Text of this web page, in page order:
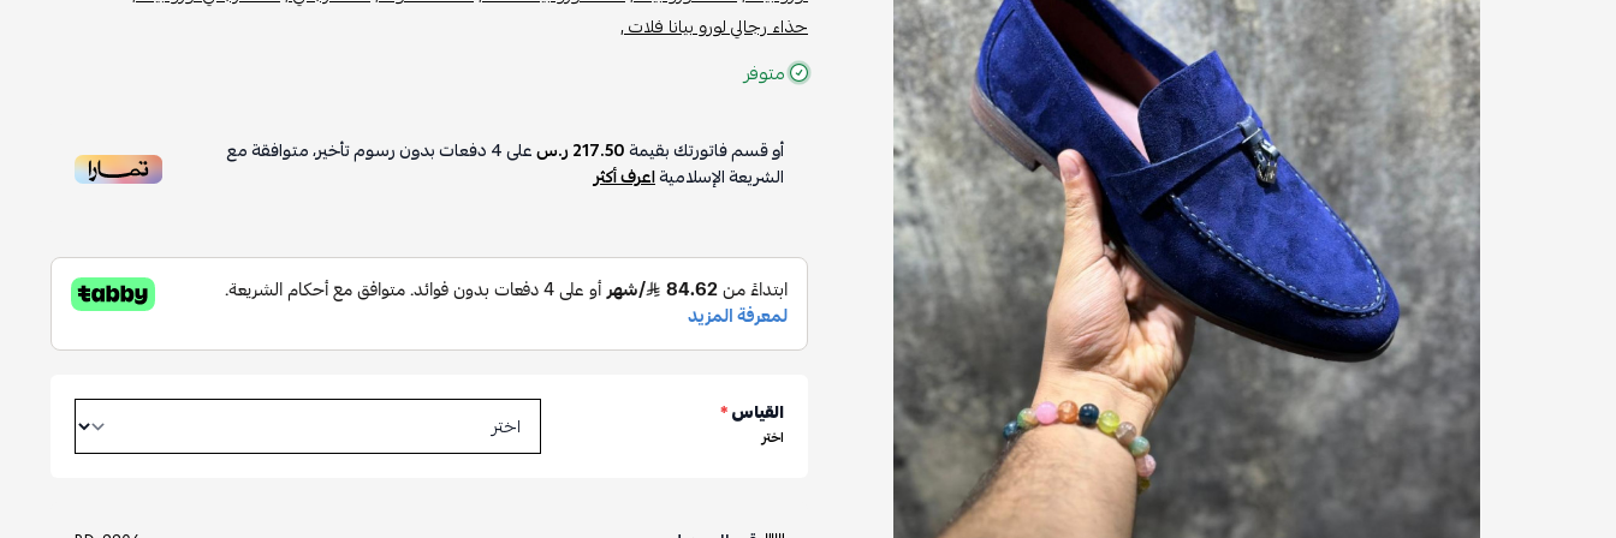
حذاء رجالي لورو بيانا فلات ,
متوفر
أو قسم فاتورتك بقيمة217.50 ر.س على4دفعات بدون رسوم تأخير، متوافقة مع
الشريعة الإسلاميةاعرف أكثر
القياس*
اختر